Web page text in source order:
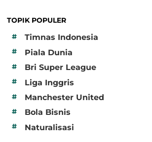
TOPIK POPULER
#
Timnas Indonesia
# Piala Dunia
# Bri Super League
# Liga Inggris
# Manchester United
# Bola Bisnis
# Naturalisasi